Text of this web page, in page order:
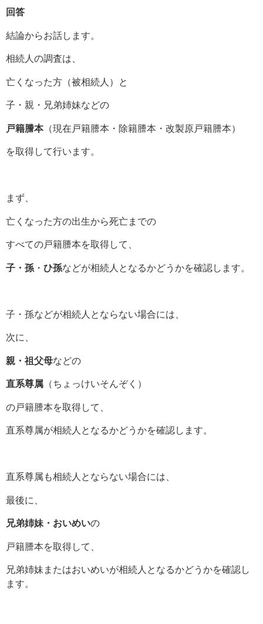
回答
結論からお話します。
相続人の調査は、
亡くなった方（被相続人）と
子・親・兄弟姉妹などの
戸籍謄本（現在戸籍謄本・除籍謄本・改製原戸籍謄本）
を取得して行います。
まず、
亡くなった方の出生から死亡までの
すべての戸籍謄本を取得して、
子・孫 ・ ひ孫などが相続人となるかどうかを確認します。
子・孫などが相続人とならない場合には、
次に、
親・祖父母などの
直系尊属 （ちょっけいそんぞく）
の戸籍謄本を取得して、
直系尊属が相続人となるかどうかを確認します。
直系尊属も相続人とならない場合には、
最後に、
兄弟姉妹・おいめいの
戸籍謄本を取得して、
兄弟姉妹またはおいめいが相続人となるかどうかを確認し
ます。